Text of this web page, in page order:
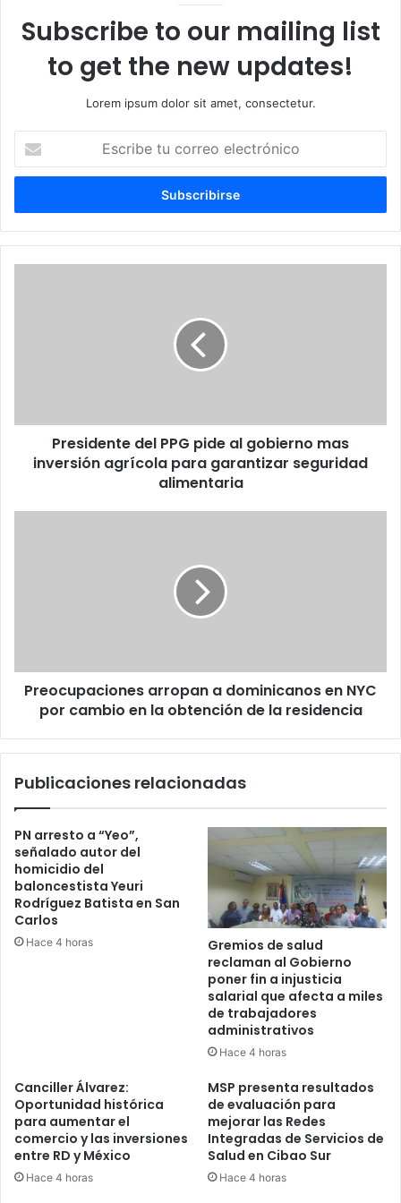
Subscribe to our mailing list
to get the new updates!
Lorem ipsum dolor sit amet, consectetur.
correo
agrícola
garantizar
Presidente del PPG pide al gobierno mas
inversión agrícola para garantizar seguridad
alimentaria
en
obtención
Preocupaciones arropan a dominicanos en NYC
por cambio en la obtención de la residencia
Publicaciones relacionadas
PN arresto a “Yeo”,
señalado autor del
homicidio del
baloncestista Yeuri
Rodríguez Batista en San
Carlos
Hace 4 horas
Gremios de salud
reclaman al Gobierno
poner fin a injusticia
salarial que afecta a miles
de trabajadores
administrativos
Hace 4 horas
Canciller Álvarez:
Oportunidad histórica
para aumentar el
comercio y las inversiones
entre RD y México
Hace 4 horas
MSP presenta resultados
de evaluación para
mejorar las Redes
Integradas de Servicios de
Salud en Cibao Sur
Hace 4 horas